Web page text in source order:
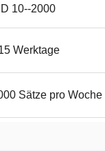
10--2000
Werktage
Sätze pro Woche